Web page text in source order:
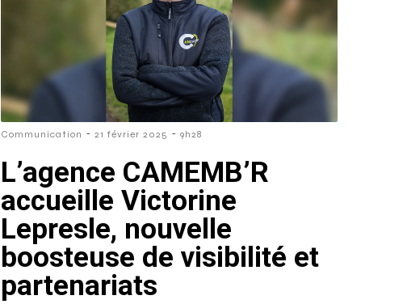
Communication - 21 février 2025 - 9h28
L’agence CAMEMB’R
accueille Victorine
Lepresle, nouvelle
boosteuse de visibilité et
partenariats